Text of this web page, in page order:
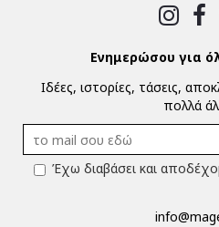
Ενημερώσου για
Ιδέες, ιστορίες, τάσεις,
πολλά
Έχω διαβάσει και